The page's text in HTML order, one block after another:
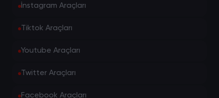
İnstagram Araçları
Tiktok Araçları
Youtube Araçları
Twitter Araçları
Facebook Araçları